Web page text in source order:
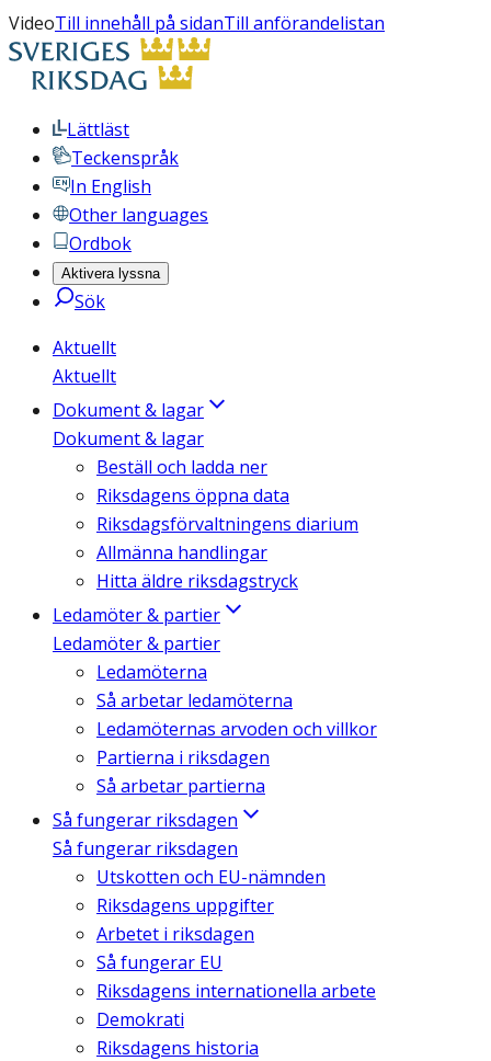
VideoTill innehåll på sidanTill anförandelistan
Lättläst
Teckenspråk
In English
Other languages
Ordbok
Aktivera lyssna
Sök
Aktuellt
Aktuellt
Dokument & lagar
Dokument & lagar
Beställ och ladda ner
Riksdagens öppna data
Riksdagsförvaltningens diarium
Allmänna handlingar
Hitta äldre riksdagstryck
Ledamöter & partier
Ledamöter & partier
Ledamöterna
Så arbetar ledamöterna
Ledamöternas arvoden och villkor
Partierna i riksdagen
Så arbetar partierna
Så fungerar riksdagen
Så fungerar riksdagen
Utskotten och EU-nämnden
Riksdagens uppgifter
Arbetet i riksdagen
Så fungerar EU
Riksdagens internationella arbete
Demokrati
Riksdagens historia